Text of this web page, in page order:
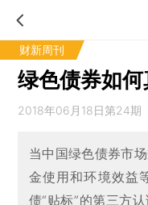
财新周刊
绿色债券如何
2018年06月18日第24期
当中国绿色债券市
金使用和环境效益
债“贴标”的第三方